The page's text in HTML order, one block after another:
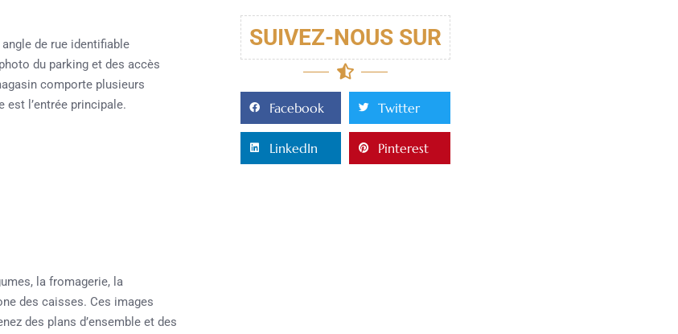
de rue identifiable
du parking et des accès
comporte plusieurs
l’entrée principale.
la fromagerie, la
des caisses. Ces images
des plans d’ensemble et des
SUIVEZ-NOUS SUR
Facebook Twitter
LinkedIn Pinterest